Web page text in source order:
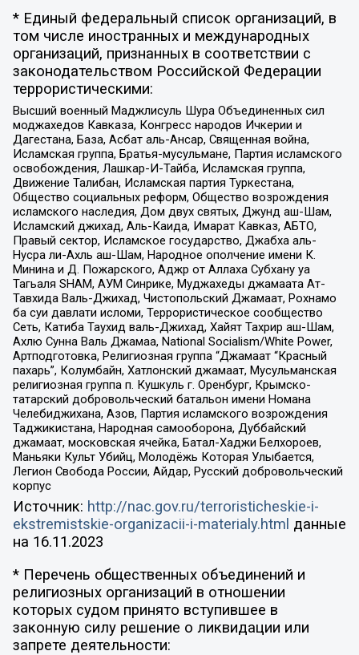
* Единый федеральный список организаций, в
том числе иностранных и международных
организаций, признанных в соответствии с
законодательством Российской Федерации
террористическими:
Высший военный Маджлисуль Шура Объединенных сил
моджахедов Кавказа, Конгресс народов Ичкерии и
Дагестана, База, Асбат аль-Ансар, Священная война,
Исламская группа, Братья-мусульмане, Партия исламского
освобождения, Лашкар-И-Тайба, Исламская группа,
Движение Талибан, Исламская партия Туркестана,
Общество социальных реформ, Общество возрождения
исламского наследия, Дом двух святых, Джунд аш-Шам,
Исламский джихад, Аль-Каида, Имарат Кавказ, АБТО,
Правый сектор, Исламское государство, Джабха аль-
Нусра ли-Ахль аш-Шам, Народное ополчение имени К.
Минина и Д. Пожарского, Аджр от Аллаха Субхану уа
Тагьаля SHAM, АУМ Синрике, Муджахеды джамаата Ат-
Тавхида Валь-Джихад, Чистопольский Джамаат, Рохнамо
ба суи давлати исломи, Террористическое сообщество
Сеть, Катиба Таухид валь-Джихад, Хайят Тахрир аш-Шам,
Ахлю Сунна Валь Джамаа, National Socialism/White Power,
Артподготовка, Религиозная группа “Джамаат “Красный
пахарь”, Колумбайн, Хатлонский джамаат, Мусульманская
религиозная группа п. Кушкуль г. Оренбург, Крымско-
татарский добровольческий батальон имени Номана
Челебиджихана, Азов, Партия исламского возрождения
Таджикистана, Народная самооборона, Дуббайский
джамаат, московская ячейка, Батал-Хаджи Белхороев,
Маньяки Культ Убийц, Молодёжь Которая Улыбается,
Легион Свобода России, Айдар, Русский добровольческий
корпус
Источник: http://nac.gov.ru/terroristicheskie-i-
ekstremistskie-organizacii-i-materialy.html данные
на 16.11.2023
* Перечень общественных объединений и
религиозных организаций в отношении
которых судом принято вступившее в
законную силу решение о ликвидации или
запрете деятельности: